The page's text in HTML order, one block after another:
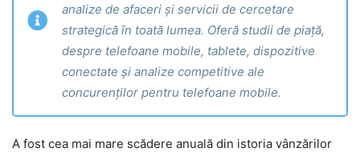
analize de afaceri și servicii de cercetare
strategică în toată lumea. Oferă studii de piață,
despre telefoane mobile, tablete, dispozitive
conectate și analize competitive ale
concurenților pentru telefoane mobile.
A fost cea mai mare scădere anuală din istoria vânzărilor